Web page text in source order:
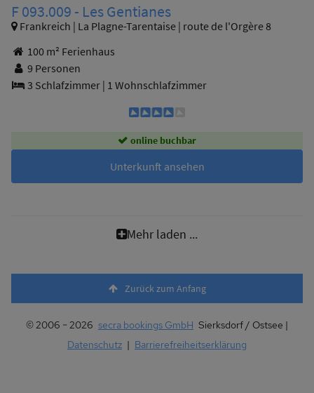
F 093.009 - Les Gentianes
Frankreich | La Plagne-Tarentaise | route de l'Orgère 8
100 m² Ferienhaus
9 Personen
3 Schlafzimmer | 1 Wohnschlafzimmer
online buchbar
Unterkunft ansehen
Mehr laden ...
Zurück zum Anfang
© 2006 − 2026 secra bookings GmbH Sierksdorf / Ostsee |
Datenschutz | Barrierefreiheitserklärung